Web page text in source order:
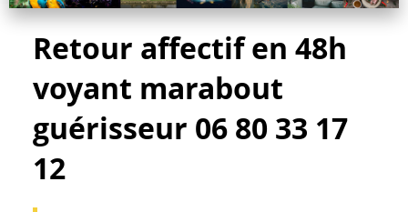
Retour affectif en 48h
voyant marabout
guérisseur 06 80 33 17
12